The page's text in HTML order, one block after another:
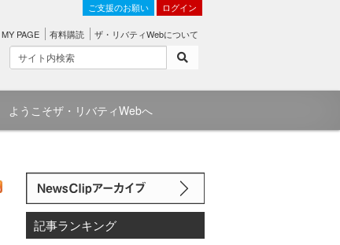
ご支援のお願い ログイン
MY PAGE 有料購読 ザ・リバティWebについて
ようこそザ・リバティWebへ
記事ランキング